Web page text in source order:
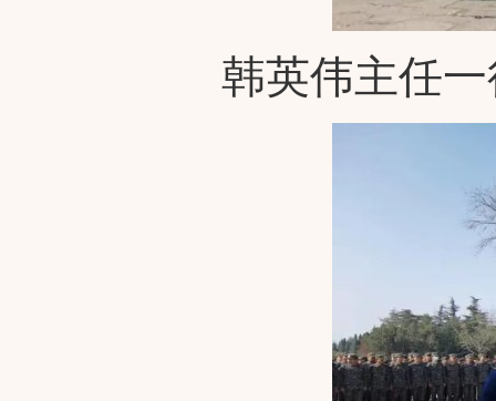
韩英伟主任